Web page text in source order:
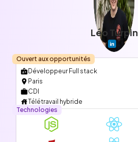
Léo Turpin
Ouvert aux opportunités
Développeur Full stack
Paris
CDI
Télétravail hybride
Technologies